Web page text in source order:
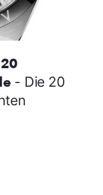
- Die 20